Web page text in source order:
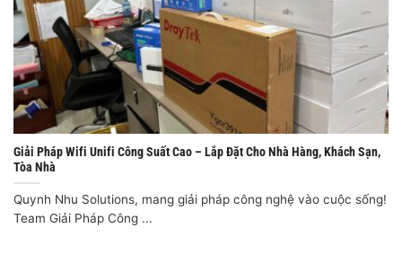
Giải Pháp Wifi Unifi Công Suất Cao – Lắp Đặt Cho Nhà Hàng, Khách Sạn,
Tòa Nhà
Quynh Nhu Solutions, mang giải pháp công nghệ vào cuộc sống!
Team Giải Pháp Công ...